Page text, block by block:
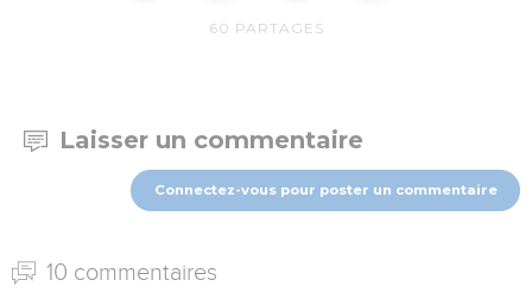
60 PARTAGES
Laisser un commentaire
Connectez-vous pour poster un commentaire
10 commentaires